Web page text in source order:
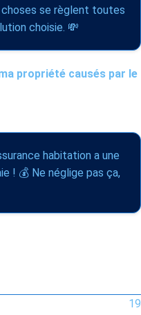
choses se règlent toutes
choisie. 💸
propriété causés par le
habitation a une
! 💰 Ne néglige pas ça,
19